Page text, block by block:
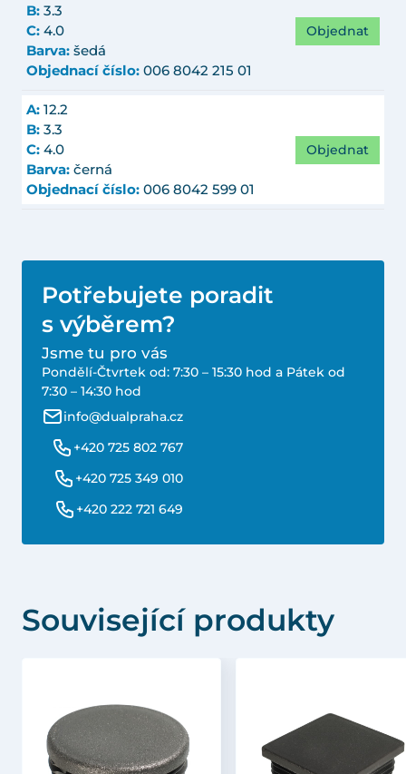
B: 3.3
C: 4.0
Barva: šedá
Objednací číslo: 006 8042 215 01
Objednat
A: 12.2
B: 3.3
C: 4.0
Barva: černá
Objednací číslo: 006 8042 599 01
Objednat
Potřebujete poradit
s výběrem?
Jsme tu pro vás
Pondělí-Čtvrtek od: 7:30 – 15:30 hod a Pátek od
7:30 – 14:30 hod
info@dualpraha.cz
+420 725 802 767
+420 725 349 010
+420 222 721 649
Související produkty